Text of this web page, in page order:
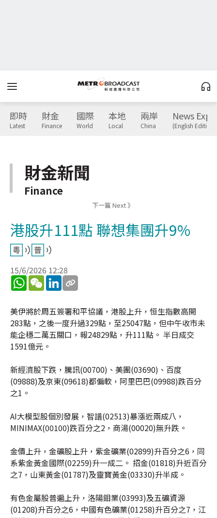
即時
Latest
財金
Finance
國際
World
本地
Local
兩岸
China
News
(English Edition)
財金新聞
Finance
下一篇 Next 》
港股升111點 聯想集團升9%
15/6/2026 12:28
WhatsApp
WeChatLinkedIn
美伊將於周五簽署和平協議，港股上升，恒生指數高開
283點，之後一度升過329點，至25047點，但中午收市未
能企穩二萬五關口，報24829點，升111點。 半日成交
1591億元。
新經濟股下跌，騰訊(00700)、美團(03690)、百度
(09888)及京東(09618)都偏軟，阿里巴巴(09988)跌百分
之1。
AI大模型股個別發展，智譜(02513)暴漲近兩成八，
MINIMAX(00100)跌百分之2，商湯(00020)無升跌。
金價上升，金礦股上升，紫金礦業(02899)升百分之6，同
系紫金黃金國際(02259)升一成二。 招金(01818)升近百分
之7，山東黃金(01787)及靈寶黃金(03330)升半成。
有色金屬股普遍上升，洛陽鉬業(03993)及五礦資源
(01208)升百分之6，中國有色礦業(01258)升百分之7，江